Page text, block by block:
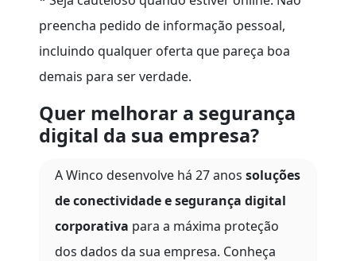
preencha pedido de informação pessoal,
incluindo qualquer oferta que pareça boa
demais para ser verdade.
Quer melhorar a segurança
digital da sua empresa?
A Winco desenvolve há 27 anossoluções
de conectividade e segurança digital
corporativa para a máxima proteção
dos dados da sua empresa. Conheça